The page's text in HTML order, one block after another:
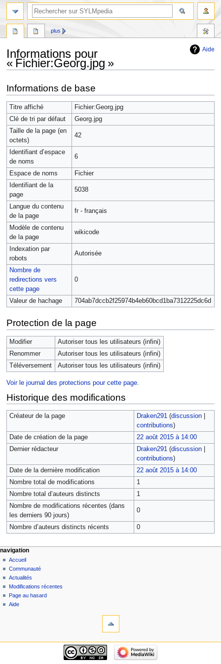
Aide
Informations pour
« Fichier:Georg.jpg »
à
la
navigation
à
la
recherche
Informations de base
Titre affiché
Fichier:Georg.jpg
Clé de tri par défaut
Georg.jpg
Taille de la page (en
octets)
42
Identifiant dʼespace
de noms
6
Espace de noms
Fichier
Identifiant de la
page
5038
Langue du contenu
de la page
fr - français
Modèle de contenu
de la page
wikicode
Indexation par
robots
Autorisée
Nombre de
redirections vers
cette page
0
Valeur de hachage 704ab7dccb2f25974b4eb60bcd1ba7312225dc6d
Protection de la page
Modifier
Autoriser tous les utilisateurs (infini)
Renommer
Autoriser tous les utilisateurs (infini)
Téléversement
Autoriser tous les utilisateurs (infini)
Voir le journal des protections pour cette page.
Historique des modifications
Créateur de la page Draken291 (discussion|
contributions)
Date de création de la page
22 août 2015 à 14:00
Dernier rédacteur
Draken291 (discussion|
contributions)
Date de la dernière modification
22 août 2015 à 14:00
Nombre total de modifications
1
Nombre total d’auteurs distincts
1
Nombre de modifications récentes (dans
les derniers 90 jours)
0
Nombre d’auteurs distincts récents 0
plus
navigation
Accueil
Communauté
Actualités
Modifications récentes
Page au hasard
Aide